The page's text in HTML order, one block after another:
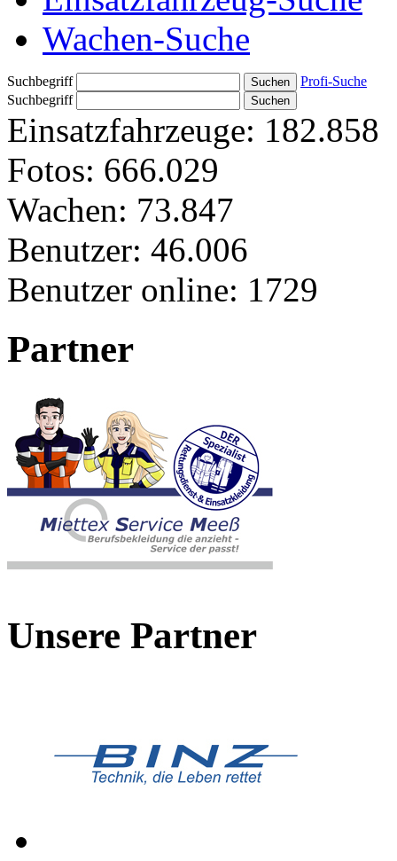
Wachen-Suche
Suchbegriff
Profi-Suche
Suchbegriff
Einsatzfahrzeuge: 182.858
Fotos: 666.029
Wachen: 73.847
Benutzer: 46.006
Benutzer online: 1729
Partner
Unsere Partner